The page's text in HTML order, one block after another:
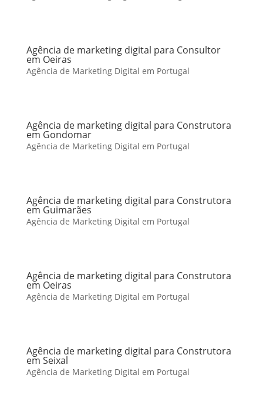
Agência de marketing digital para Consultor
em Oeiras
Agência de Marketing Digital em Portugal
Agência de marketing digital para Construtora
em Gondomar
Agência de Marketing Digital em Portugal
Agência de marketing digital para Construtora
em Guimarães
Agência de Marketing Digital em Portugal
Agência de marketing digital para Construtora
em Oeiras
Agência de Marketing Digital em Portugal
Agência de marketing digital para Construtora
em Seixal
Agência de Marketing Digital em Portugal